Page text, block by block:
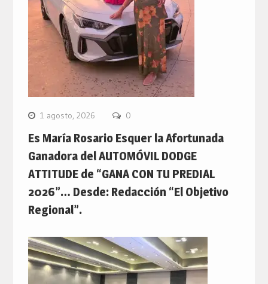
1 agosto, 2026 0
Es María Rosario Esquer la Afortunada
Ganadora del AUTOMÓVIL DODGE
ATTITUDE de “GANA CON TU PREDIAL
2026”… Desde: Redacción “El Objetivo
Regional”.